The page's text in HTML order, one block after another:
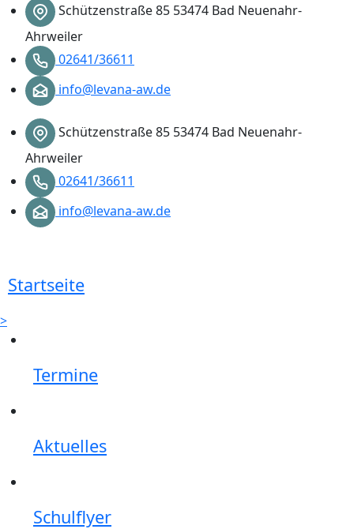
Schützenstraße 85 53474 Bad Neuenahr-
Ahrweiler
02641/36611
info@levana-aw.de
Schützenstraße 85 53474 Bad Neuenahr-
Ahrweiler
02641/36611
info@levana-aw.de
Startseite
>
Termine
Aktuelles
Schulflyer